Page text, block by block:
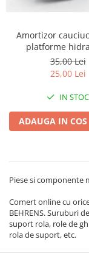
Cilindri si burdufe
DAUTEL
Electrice
Electropompa si
Burdufuri si
Role, bucsi si
Burdufe si cilindri
Mecanice
Electrice
Hidraulice
Amortizor
platforme
35,00 Lei
25,00 Lei
IN STOC
ADAUGA IN COS
Piese si componente
Comert online cu
BEHRENS. Suruburi
suport rola, role de
rola de suport, etc.